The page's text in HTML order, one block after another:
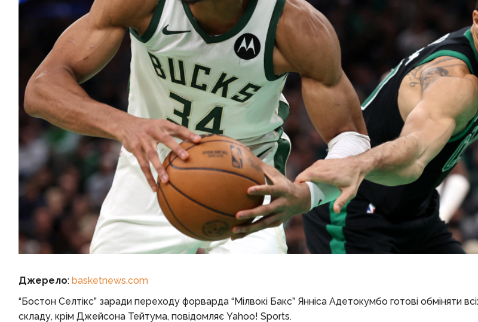
Джерело: basketnews.com
“Бостон Селтікс” заради переходу форварда “Мілвокі Бакс” Янніса Адетокумбо готові обміняти
складу, крім Джейсона Тейтума, повідомляє Yahoo! Sports.